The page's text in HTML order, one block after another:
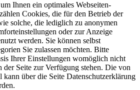
Ihnen ein optimales Webseiten-
Cookies, die für den Betrieb der
solche, die lediglich zu anonymen
oder zur Anzeige
werden. Sie können selbst
Sie zulassen möchten. Bitte
Ihrer Einstellungen womöglich nicht
der Seite zur Verfügung stehen. Die von
über die Seite Datenschutzerklärung